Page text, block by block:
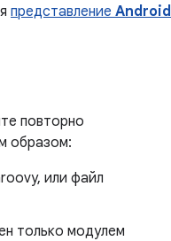
представление Android
повторно
образом:
или файл
только модулем